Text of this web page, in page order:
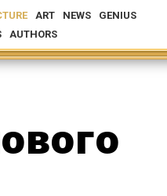
ART NEWS
GENIUS
AUTHORS